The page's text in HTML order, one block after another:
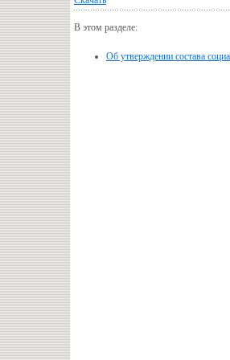
В этом разделе:
Об утверждении состава